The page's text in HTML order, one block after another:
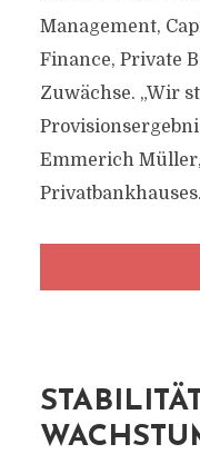
Management,
Finance, Private
Zuwächse. „Wir
Emmerich